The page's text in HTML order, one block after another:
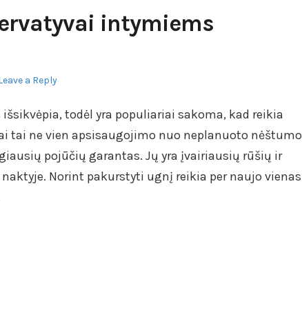
intymiems
a Reply
todėl yra populiariai sakoma, kad reikia
tai ne vien apsisaugojimo nuo neplanuoto nėštumo
pojūčių garantas. Jų yra įvairiausių rūšių ir
Norint pakurstyti ugnį reikia per naujo vienas